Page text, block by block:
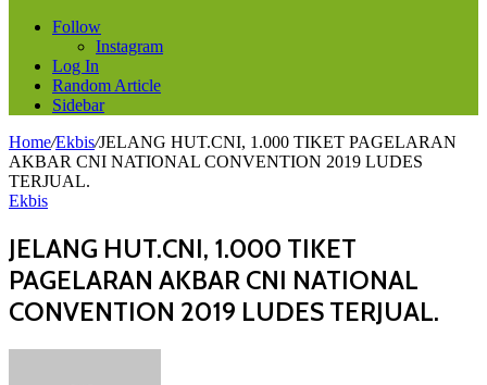
Follow
Instagram
Log In
Random Article
Sidebar
Home/Ekbis/JELANG HUT.CNI, 1.000 TIKET PAGELARAN
AKBAR CNI NATIONAL CONVENTION 2019 LUDES
TERJUAL.
Ekbis
JELANG HUT.CNI, 1.000 TIKET
PAGELARAN AKBAR CNI NATIONAL
CONVENTION 2019 LUDES TERJUAL.